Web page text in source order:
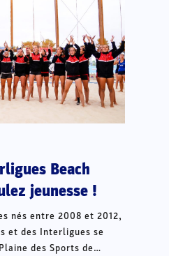
Beach
jeunesse !
nés entre 2008 et 2012,
et des Interligues se
des Sports de